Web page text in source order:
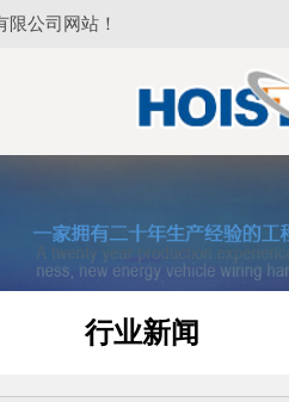
公司网站！
行业新闻